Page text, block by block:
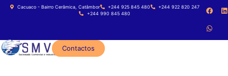
Cacuaco - Bairro Cerâmica, Catâmbor +244 925 845 480
+244 922 820 247
+244 990 845 480
Contactos